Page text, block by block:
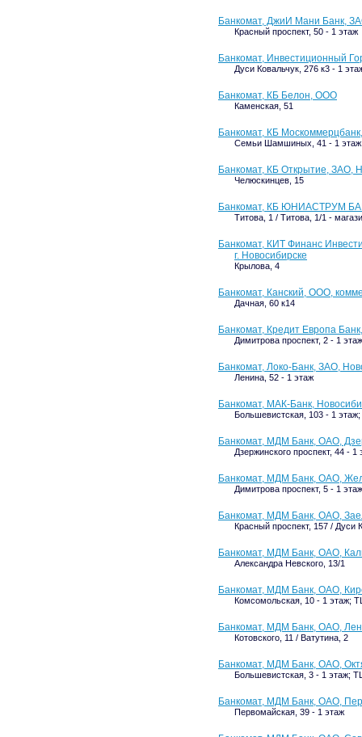
Банкомат, ДжиИ Мани Банк,
Красный проспект, 50 - 1 этаж
Банкомат, Инвестиционный
Дуси Ковальчук, 276 к3 - 1
Банкомат, КБ Белон, ООО
Каменская, 51
Банкомат, КБ
Семьи Шамшиных, 41 - 1 этаж
Банкомат, КБ Открытие, ЗАО,
Челюскинцев, 15
Банкомат, КБ ЮНИАСТРУМ
Титова, 1 / Титова, 1/1 -
Банкомат, КИТ Финанс
г. Новосибирске
Крылова, 4
Банкомат, Канский, ООО,
Дачная, 60 к14
Банкомат, Кредит Европа
Димитрова проспект, 2 - 1 этаж
Банкомат, Локо-Банк, ЗАО,
Ленина, 52 - 1 этаж
Банкомат, МАК-Банк,
Большевистская, 103 - 1
Банкомат, МДМ Банк, ОАО,
Дзержинского проспект, 44 -
Банкомат, МДМ Банк, ОАО,
Димитрова проспект, 5 - 1
Банкомат, МДМ Банк, ОАО,
Красный проспект, 157 / Дуси
Банкомат, МДМ Банк, ОАО,
Александра Невского, 13/1
Банкомат, МДМ Банк, ОАО,
Комсомольская, 10 - 1 этаж;
Банкомат, МДМ Банк, ОАО,
Котовского, 11 / Ватутина, 2
Банкомат, МДМ Банк, ОАО,
Большевистская, 3 - 1 этаж;
Банкомат, МДМ Банк, ОАО,
Первомайская, 39 - 1 этаж